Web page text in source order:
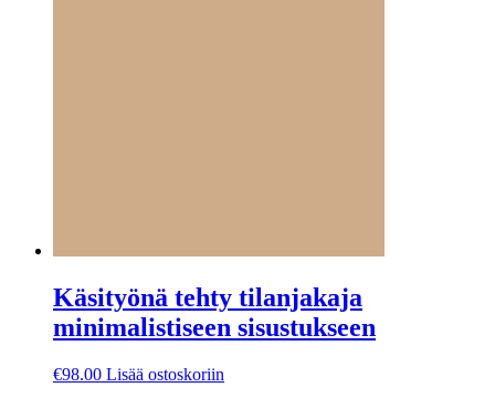
Käsityönä tehty tilanjakaja
minimalistiseen sisustukseen
€98.00 Lisää ostoskoriin